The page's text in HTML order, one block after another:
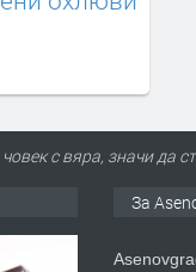
с вяра, значи да
За